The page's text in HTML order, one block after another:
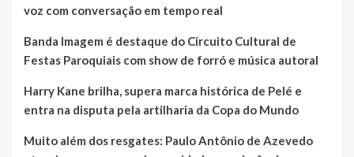
voz com conversação em tempo real
Banda Imagem é destaque do Circuito Cultural de
Festas Paroquiais com show de forró e música autoral
Harry Kane brilha, supera marca histórica de Pelé e
entra na disputa pela artilharia da Copa do Mundo
Muito além dos resgates: Paulo Antônio de Azevedo